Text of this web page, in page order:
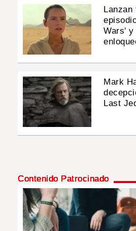
Lanzan
Wars'
Mark
Last
Contenido Patrocinado